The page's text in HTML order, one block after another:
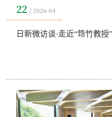
22 2026-04